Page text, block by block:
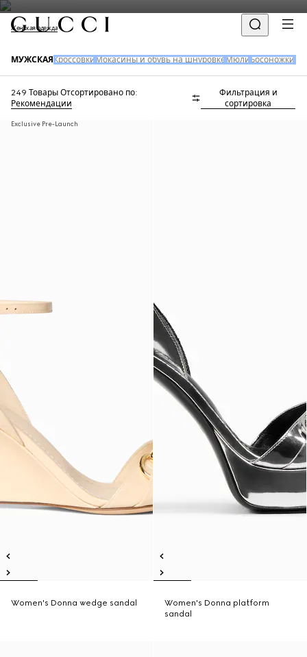
Женская одежда
МУЖСКАЯ Кроссовки Мокасины и обувь на шнуровке Мюли Босоножки
249 Товары Отсортировано по:
Рекомендации
Фильтрация и
сортировка
Exclusive Pre-Launch
Women's Donna wedge sandal
Women's Donna platform
sandal